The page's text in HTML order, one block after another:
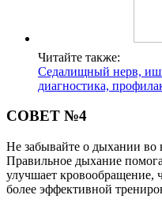
Читайте также:
Седалищный нерв,
диагностика,
СОВЕТ №4
Не забывайте о дыхании
Правильное дыхание
улучшает кровообращение,
более эффективной